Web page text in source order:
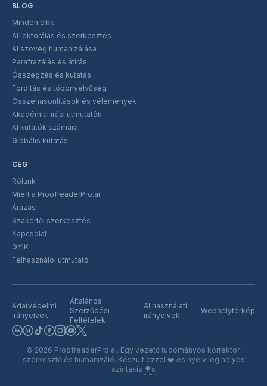
BLOG
Minden cikk
AI lektorálás és szerkesztés
AI szöveg humanizálása
Parafrazálás és átírás
Összegzés és kutatás
Fordítás és többnyelvűség
Összehasonlítások és vélemények
Akadémiai írási útmutatók
AI kutatók számára
Globális kutatás
CÉG
Rólunk
Miért a ProofreaderPro.ai
Árazás
Szakértői szerkesztés
Kapcsolat
GYIK
Felhasználói útmutató
Adatvédelmi
irányelvek
Általános
Szerződési
Feltételek
AI használati
irányelvek
Webhelytérkép
© 2026 ProofreaderPro.ai. Egy vezető tudományos korrektor,
szerkesztő és humanizáló. Készült ezzel ❤️ és nyelvileg helyes
szintaxis 🌳s